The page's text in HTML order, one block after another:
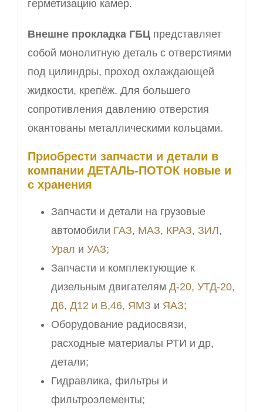
герметизацию камер.
Внешне прокладка ГБЦпредставляет
собой монолитную деталь с отверстиями
под цилиндры, проход охлаждающей
жидкости, крепёж. Для большего
сопротивления давлению отверстия
окантованы металлическими кольцами.
Приобрести запчасти и детали в
компании ДЕТАЛЬ-ПОТОК новые и
с хранения
Запчасти и детали на грузовые
автомобили ГАЗ, МАЗ, КРАЗ, ЗИЛ,
Урал и УАЗ;
Запчасти и комплектующие к
дизельным двигателям Д-20, УТД-20,
Д6, Д12 и В,46, ЯМЗ и ЯАЗ;
Оборудование радиосвязи,
расходные материалы РТИ и др,
детали;
Гидравлика, фильтры и
фильтроэлементы;